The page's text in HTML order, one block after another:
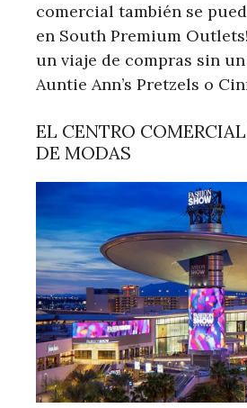
comercial también se
en South Premium
un viaje de compras sin
Auntie Ann’s Pretzels o
EL CENTRO
DE MODAS